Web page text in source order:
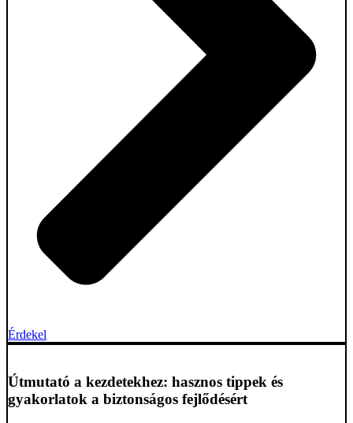
Érdekel
Útmutató a kezdetekhez: hasznos tippek és
gyakorlatok a biztonságos fejlődésért